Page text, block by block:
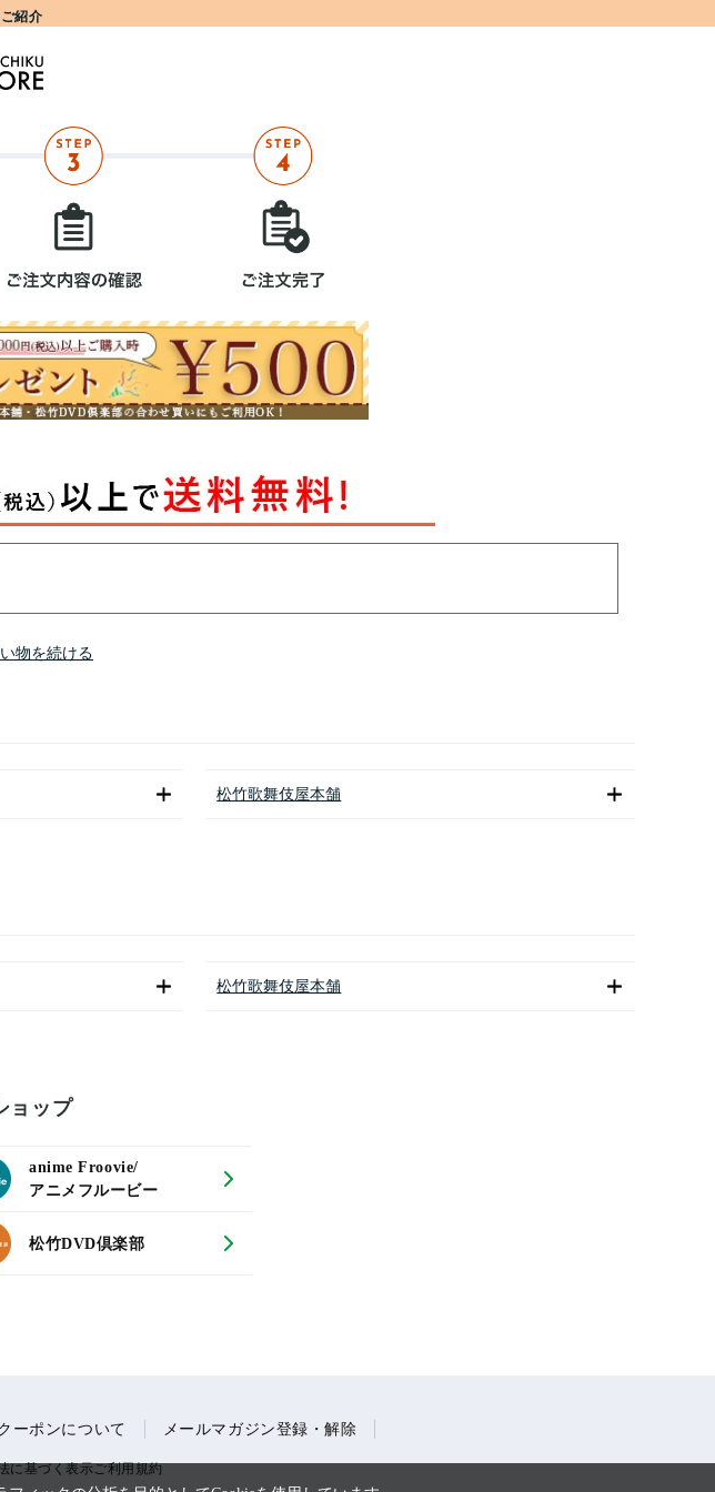
紹介
物を続ける
松竹歌舞伎屋本舗
松竹歌舞伎屋本舗
ョップ
anime Froovie/
アニメフルービー
松竹DVD倶楽部
ーポンについて メールマガジン登録・解除
に基づく表示ご利用規約